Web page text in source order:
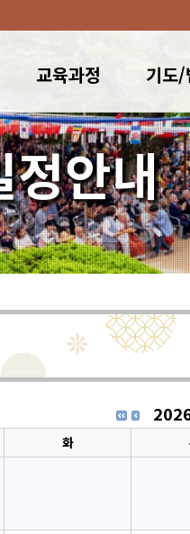
교육과정 기도/
정안내
화